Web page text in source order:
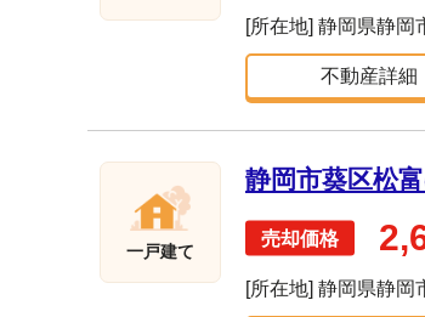
[所在地] 静岡県静岡
不動産詳細
一戸建て
静岡市葵区松
[所在地] 静岡県静岡